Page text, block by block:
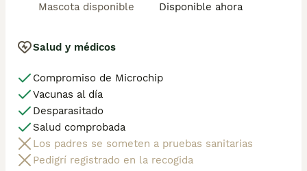
Mascota disponible
Disponible ahora
Salud y médicos
Compromiso de Microchip
Vacunas al día
Desparasitado
Salud comprobada
Los padres se someten a pruebas sanitarias
Pedigrí registrado en la recogida